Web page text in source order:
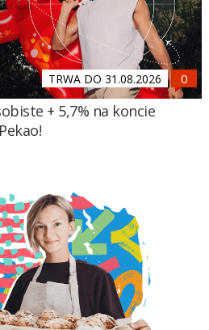
TRWA DO 31.08.2026
+ 5,7% na koncie